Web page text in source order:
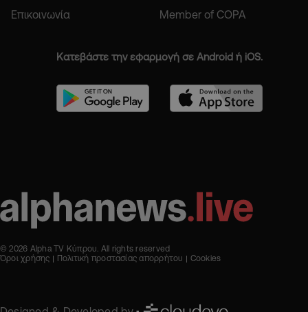
Επικοινωνία Member of COPA
Κατεβάστε την εφαρμογή σε Android ή iOS.
© 2026 Alpha TV Κύπρου. All rights reserved
Όροι χρήσης
Πολιτική προστασίας απορρήτου Cookies